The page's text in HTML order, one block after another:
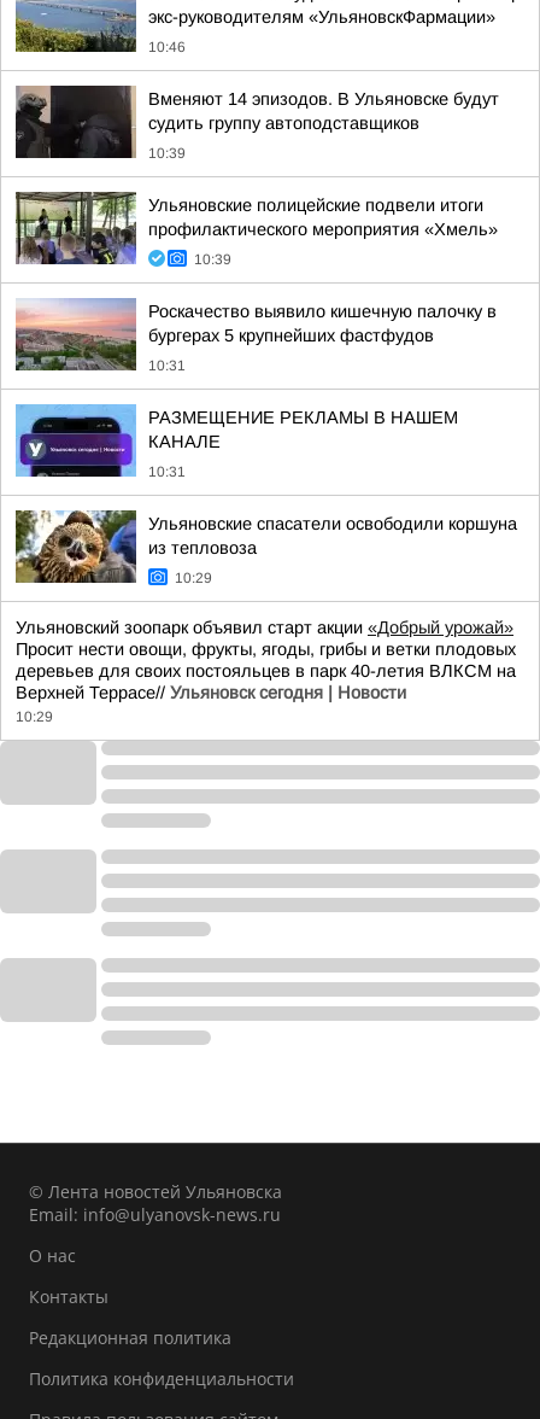
экс-руководителям «УльяновскФармации»
10:46
Вменяют 14 эпизодов. В Ульяновске будут
судить группу автоподставщиков
10:39
Ульяновские полицейские подвели итоги
профилактического мероприятия «Хмель»
10:39
Роскачество выявило кишечную палочку в
бургерах 5 крупнейших фастфудов
10:31
РАЗМЕЩЕНИЕ РЕКЛАМЫ В НАШЕМ
КАНАЛЕ
10:31
Ульяновские спасатели освободили коршуна
из тепловоза
10:29
Ульяновский зоопарк объявил старт акции «Добрый урожай»
Просит нести овощи, фрукты, ягоды, грибы и ветки плодовых
деревьев для своих постояльцев в парк 40-летия ВЛКСМ на
Верхней Террасе// Ульяновск сегодня | Новости
10:29
© Лента новостей Ульяновска
Email: info@ulyanovsk-news.ru
О нас
Контакты
Редакционная политика
Политика конфиденциальности